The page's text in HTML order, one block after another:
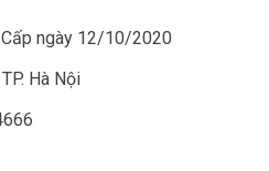
ngày 12/10/2020
Hà Nội